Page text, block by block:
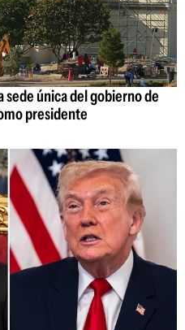
sede única del gobierno de
presidente